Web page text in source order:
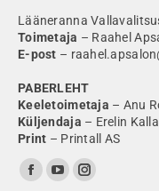
Lääneranna
Toimetaja – Raahel
E-post –
PABERLEHT
Keeletoimetaja – Anu
Küljendaja – Erelin
Print – Printall AS
Find us on:
Facebook
YouTubeInstagram